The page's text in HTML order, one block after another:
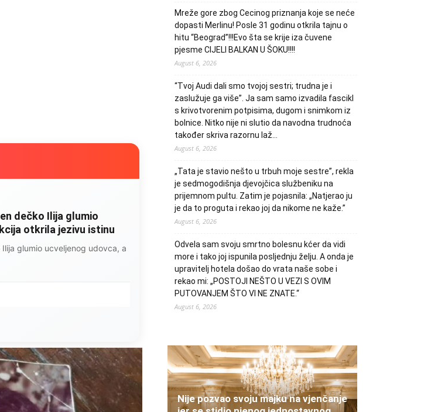
dečko Ilija glumio
otkrila jezivu istinu
glumio ucveljenog udovca, a
Mreže gore zbog Cecinog priznanja koje se neće
dopasti Merlinu! Posle 31 godinu otkrila tajnu o
hitu “Beograd”!!!Evo šta se krije iza čuvene
pjesme CIJELI BALKAN U ŠOKU!!!!
August 6, 2026
“Tvoj Audi dali smo tvojoj sestri; trudna je i
zaslužuje ga više”. Ja sam samo izvadila fascikl
s krivotvorenim potpisima, dugom i snimkom iz
bolnice. Nitko nije ni slutio da navodna trudnoća
također skriva razornu laž…
August 6, 2026
„Tata je stavio nešto u trbuh moje sestre”, rekla
je sedmogodišnja djevojčica službeniku na
prijemnom pultu. Zatim je pojasnila: „Natjerao ju
je da to proguta i rekao joj da nikome ne kaže.”
August 6, 2026
Odvela sam svoju smrtno bolesnu kćer da vidi
more i tako joj ispunila posljednju želju. A onda je
upravitelj hotela došao do vrata naše sobe i
rekao mi: „POSTOJI NEŠTO U VEZI S OVIM
PUTOVANJEM ŠTO VI NE ZNATE.“
August 6, 2026
Nije pozvao svoju majku na vjenčanje